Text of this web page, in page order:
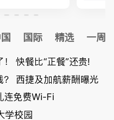
国际 精选 一周
快餐比“正餐”还贵!
？ 西捷及加航薪酬曝光
连免费Wi-Fi
学校园